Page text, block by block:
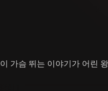
이 가슴 뛰는 이야기가 어린